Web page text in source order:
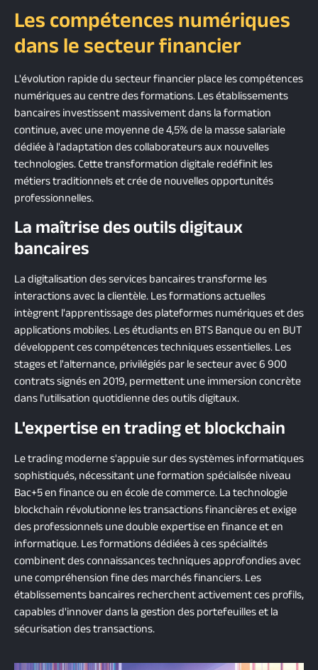
Les compétences numériques
dans le secteur financier
L'évolution rapide du secteur financier place les compétences
numériques au centre des formations. Les établissements
bancaires investissent massivement dans la formation
continue, avec une moyenne de 4,5% de la masse salariale
dédiée à l'adaptation des collaborateurs aux nouvelles
technologies. Cette transformation digitale redéfinit les
métiers traditionnels et crée de nouvelles opportunités
professionnelles.
La maîtrise des outils digitaux
bancaires
La digitalisation des services bancaires transforme les
interactions avec la clientèle. Les formations actuelles
intègrent l'apprentissage des plateformes numériques et des
applications mobiles. Les étudiants en BTS Banque ou en BUT
développent ces compétences techniques essentielles. Les
stages et l'alternance, privilégiés par le secteur avec 6 900
contrats signés en 2019, permettent une immersion concrète
dans l'utilisation quotidienne des outils digitaux.
L'expertise en trading et blockchain
Le trading moderne s'appuie sur des systèmes informatiques
sophistiqués, nécessitant une formation spécialisée niveau
Bac+5 en finance ou en école de commerce. La technologie
blockchain révolutionne les transactions financières et exige
des professionnels une double expertise en finance et en
informatique. Les formations dédiées à ces spécialités
combinent des connaissances techniques approfondies avec
une compréhension fine des marchés financiers. Les
établissements bancaires recherchent activement ces profils,
capables d'innover dans la gestion des portefeuilles et la
sécurisation des transactions.